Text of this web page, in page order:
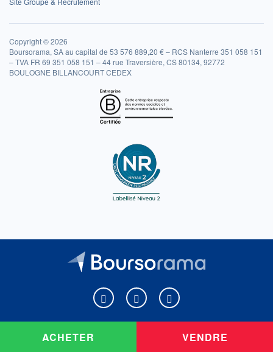
ACHETER VENDRE
Copyright © 2026
Boursorama, SA au capital de 53 576 889,20 € – RCS Nanterre 351 058 151
– TVA FR 69 351 058 151 – 44 rue Traversière, CS 80134, 92772
BOULOGNE BILLANCOURT CEDEX
Boursorama sur Facebook
Boursorama sur XBoursorama sur